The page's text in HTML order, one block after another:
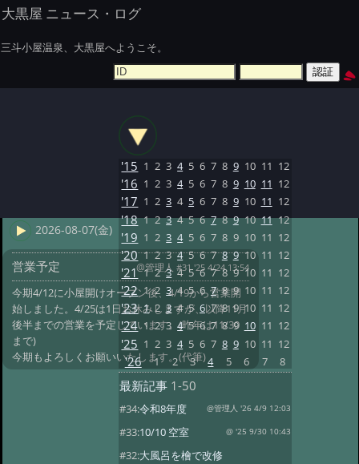
大黒屋 ニュース・ログ
三斗小屋温泉、大黒屋へようこそ。
2026-08-07(金)
営業予定 @管理人 #31 '25 4/24 13:54
今期4/12に小屋開けオープン後、4/19から営業開
始しました。4/25は1日お休みしますが、以降11月
後半までの営業を予定しています。(昨年は11/30
まで)
今期もよろしくお願いいたします。(代筆)
'15 1 2 3 4 5 6 7 8 9 10 11 12
'16 1 2 3 4 5 6 7 8 9 10 11 12
'17 1 2 3 4 5 6 7 8 9 10 11 12
'18 1 2 3 4 5 6 7 8 9 10 11 12
'19 1 2 3 4 5 6 7 8 9 10 11 12
'20 1 2 3 4 5 6 7 8 9 10 11 12
'21 1 2 3 4 5 6 7 8 9 10 11 12
'22 1 2 3 4 5 6 7 8 9 10 11 12
'23 1 2 3 4 5 6 7 8 9 10 11 12
'24 1 2 3 4 5 6 7 8 9 10 11 12
'25 1 2 3 4 5 6 7 8 9 10 11 12
'26 1 2 3 4 5 6 7 8
最新記事 1-50
#34:令和8年度 @管理人 '26 4/9 12:03
#33:10/10 空室 @ '25 9/30 10:43
#32:大風呂を檜で改修